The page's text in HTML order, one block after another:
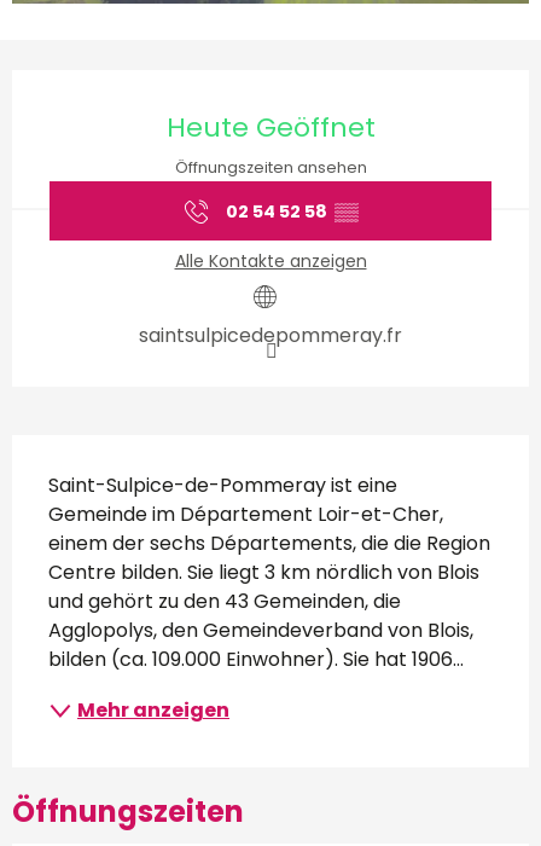
Heute Geöffnet
Öffnungszeiten ansehen
02 54 52 58 ▒▒
Alle Kontakte anzeigen
saintsulpicedepommeray.fr
Beschreibung
Saint-Sulpice-de-Pommeray ist eine
Gemeinde im Département Loir-et-Cher,
einem der sechs Départements, die die Region
Centre bilden. Sie liegt 3 km nördlich von Blois
und gehört zu den 43 Gemeinden, die
Agglopolys, den Gemeindeverband von Blois,
bilden (ca. 109.000 Einwohner). Sie hat 1906...
Mehr anzeigen
Öffnungszeiten